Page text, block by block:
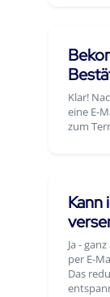
Klar!
eine E-
zum
Kann
Ja -
per E-
Das